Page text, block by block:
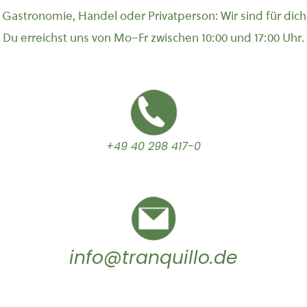
Handel oder Privatperson: Wir sind für
Du erreichst uns von Mo–Fr zwischen 10:00 und 17:00 Uhr.
+49 40 298 417-0
info@tranquillo.de